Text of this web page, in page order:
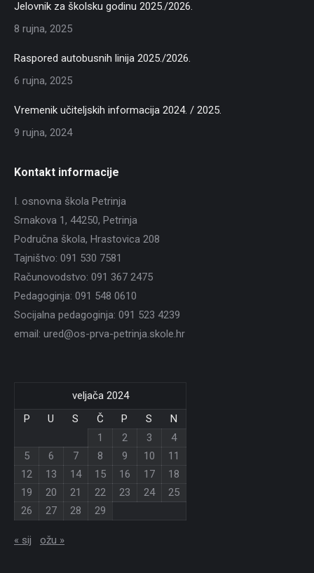
Jelovnik za školsku godinu 2025./2026.
8 rujna, 2025
Raspored autobusnih linija 2025./2026.
6 rujna, 2025
Vremenik učiteljskih informacija 2024. / 2025.
9 rujna, 2024
Kontakt informacije
I. osnovna škola Petrinja
Srnakova 1, 44250, Petrinja
Područna škola, Hrastovica 208
Tajništvo: 091 530 7581
Računovodstvo: 091 367 2475
Pedagoginja: 091 548 0610
Socijalna pedagoginja: 091 523 4239
email: ured@os-prva-petrinja.skole.hr
veljača 2024
P
U S Č P S
N
1
2 3
4
5
6 7 8 9 10
11
12
13 14 15 16 17
18
19
20 21 22 23 24
25
26
27 28 29
« sij ožu »